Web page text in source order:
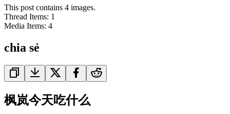
This post contains 4 images.
Thread Items: 1
Media Items: 4
chia sẻ
枫岚今天吃什么